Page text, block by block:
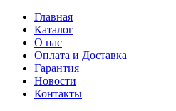
Главная
Каталог
О нас
Оплата и Доставка
Гарантия
Новости
Контакты